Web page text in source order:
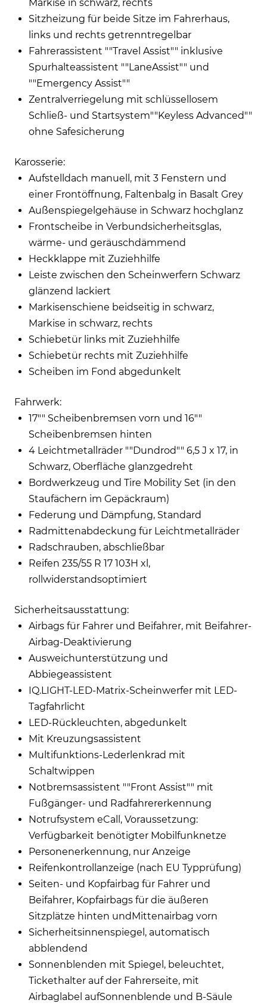
Markise in schwarz, rechts
Sitzheizung für beide Sitze im Fahrerhaus,
links und rechts getrenntregelbar
Fahrerassistent ""Travel Assist"" inklusive
Spurhalteassistent ""LaneAssist"" und
""Emergency Assist""
Zentralverriegelung mit schlüssellosem
Schließ- und Startsystem""Keyless Advanced""
ohne Safesicherung
Karosserie:
Aufstelldach manuell, mit 3 Fenstern und
einer Frontöffnung, Faltenbalg in Basalt Grey
Außenspiegelgehäuse in Schwarz hochglanz
Frontscheibe in Verbundsicherheitsglas,
wärme- und geräuschdämmend
Heckklappe mit Zuziehhilfe
Leiste zwischen den Scheinwerfern Schwarz
glänzend lackiert
Markisenschiene beidseitig in schwarz,
Markise in schwarz, rechts
Schiebetür links mit Zuziehhilfe
Schiebetür rechts mit Zuziehhilfe
Scheiben im Fond abgedunkelt
Fahrwerk:
17"" Scheibenbremsen vorn und 16""
Scheibenbremsen hinten
4 Leichtmetallräder ""Dundrod"" 6,5 J x 17, in
Schwarz, Oberfläche glanzgedreht
Bordwerkzeug und Tire Mobility Set (in den
Staufächern im Gepäckraum)
Federung und Dämpfung, Standard
Radmittenabdeckung für Leichtmetallräder
Radschrauben, abschließbar
Reifen 235/55 R 17 103H xl,
rollwiderstandsoptimiert
Sicherheitsausstattung:
Airbags für Fahrer und Beifahrer, mit Beifahrer-
Airbag-Deaktivierung
Ausweichunterstützung und
Abbiegeassistent
IQ.LIGHT-LED-Matrix-Scheinwerfer mit LED-
Tagfahrlicht
LED-Rückleuchten, abgedunkelt
Mit Kreuzungsassistent
Multifunktions-Lederlenkrad mit
Schaltwippen
Notbremsassistent ""Front Assist"" mit
Fußgänger- und Radfahrererkennung
Notrufsystem eCall, Voraussetzung:
Verfügbarkeit benötigter Mobilfunknetze
Personenerkennung, nur Anzeige
Reifenkontrollanzeige (nach EU Typprüfung)
Seiten- und Kopfairbag für Fahrer und
Beifahrer, Kopfairbags für die äußeren
Sitzplätze hinten undMittenairbag vorn
Sicherheitsinnenspiegel, automatisch
abblendend
Sonnenblenden mit Spiegel, beleuchtet,
Tickethalter auf der Fahrerseite, mit
Airbaglabel aufSonnenblende und B-Säule